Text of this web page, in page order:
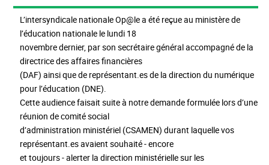
L’intersyndicale nationale Op@le a été reçue au ministère de
l’éducation nationale le lundi 18
novembre dernier, par son secrétaire général accompagné de la
directrice des affaires financières
(DAF) ainsi que de représentant.es de la direction du numérique
pour l’éducation (DNE).
Cette audience faisait suite à notre demande formulée lors d’une
réunion de comité social
d’administration ministériel (CSAMEN) durant laquelle vos
représentant.es avaient souhaité - encore
et toujours - alerter la direction ministérielle sur les